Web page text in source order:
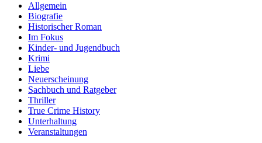
Allgemein
Biografie
Historischer Roman
Im Fokus
Kinder- und Jugendbuch
Krimi
Liebe
Neuerscheinung
Sachbuch und Ratgeber
Thriller
True Crime History
Unterhaltung
Veranstaltungen